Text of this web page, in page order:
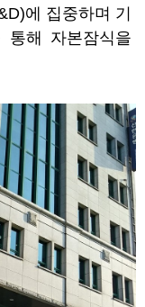
에 집중하며 기
통해 자본잠식을